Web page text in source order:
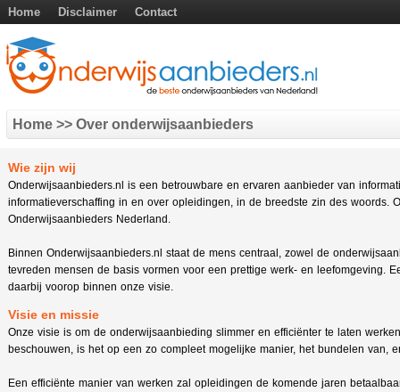
Home Disclaimer Contact
Home >> Over onderwijsaanbieders
Wie zijn wij
Onderwijsaanbieders.nl is een betrouwbare en ervaren aanbieder van
informatieverschaffing in en over opleidingen, in de breedste zin des woords.
Onderwijsaanbieders Nederland.
Binnen Onderwijsaanbieders.nl staat de mens centraal, zowel de
tevreden mensen de basis vormen voor een prettige werk- en leefomgeving.
daarbij voorop binnen onze visie.
Visie en missie
Onze visie is om de onderwijsaanbieding slimmer en efficiënter te laten
beschouwen, is het op een zo compleet mogelijke manier, het bundelen van,
Een efficiënte manier van werken zal opleidingen de komende jaren